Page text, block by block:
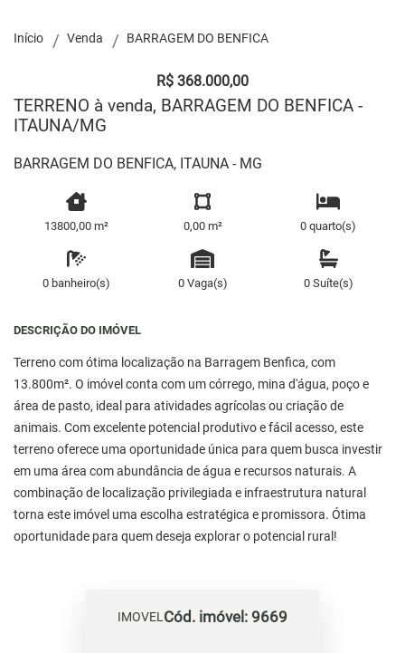
Início Venda BARRAGEM DO BENFICA
R$ 368.000,00
TERRENO à venda, BARRAGEM DO BENFICA -
ITAUNA/MG
BARRAGEM DO BENFICA, ITAUNA - MG
13800,00 m² 0,00 m² 0 quarto(s)
0 banheiro(s) 0 Vaga(s) 0 Suíte(s)
DESCRIÇÃO DO IMÓVEL
Terreno com ótima localização na Barragem Benfica, com
13.800m². O imóvel conta com um córrego, mina d'água, poço e
área de pasto, ideal para atividades agrícolas ou criação de
animais. Com excelente potencial produtivo e fácil acesso, este
terreno oferece uma oportunidade única para quem busca investir
em uma área com abundância de água e recursos naturais. A
combinação de localização privilegiada e infraestrutura natural
torna este imóvel uma escolha estratégica e promissora. Ótima
oportunidade para quem deseja explorar o potencial rural!
IMOVELCód. imóvel: 9669